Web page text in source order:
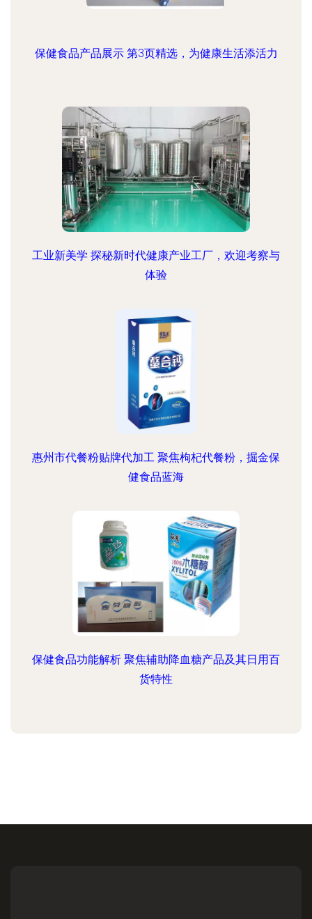
保健食品产品展示 第3页精选，为健康生活添活力
工业新美学 探秘新时代健康产业工厂，欢迎考察与
体验
惠州市代餐粉贴牌代加工 聚焦枸杞代餐粉，掘金保
健食品蓝海
保健食品功能解析 聚焦辅助降血糖产品及其日用百
货特性